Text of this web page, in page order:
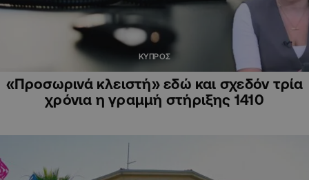
ΚΥΠΡΟΣ
«Προσωρινά κλειστή» εδώ και σχεδόν τρία
χρόνια η γραμμή στήριξης 1410